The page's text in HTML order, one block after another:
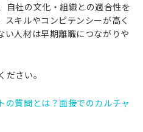
自社の文化・組織との適合性を
キルやコンピテンシーが高く
い人材は早期離職につながりや
さい。
の質問とは？面接でのカルチャ